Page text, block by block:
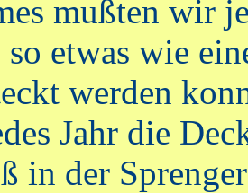
mußten wir
etwas wie
werden
Jahr die
in der